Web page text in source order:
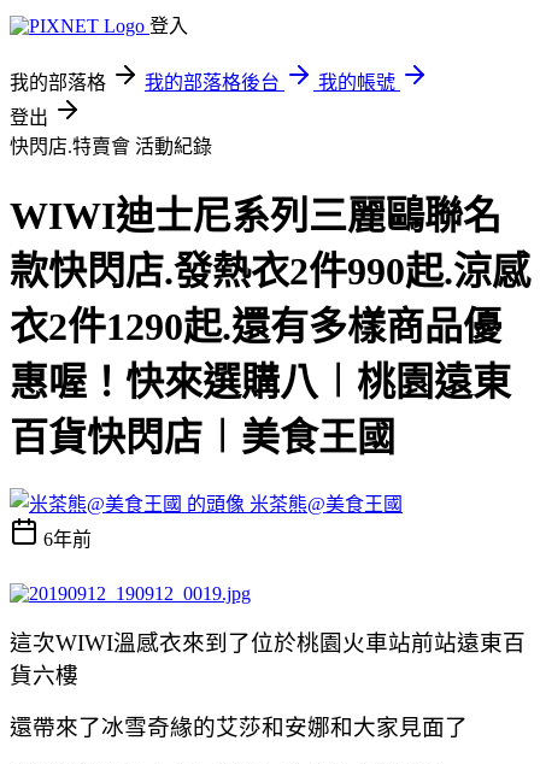
登入
我的部落格 我的部落格後台
我的帳號
登出
快閃店.特賣會 活動紀錄
WIWI迪士尼系列三麗鷗聯名
款快閃店.發熱衣2件990起.涼感
衣2件1290起.還有多樣商品優
惠喔！快來選購八︱桃園遠東
百貨快閃店︱美食王國
米茶熊@美食王國
6年前
這次WIWI溫感衣來到了位於桃園火車站前站遠東百
貨六樓
還帶來了冰雪奇緣的艾莎和安娜和大家見面了